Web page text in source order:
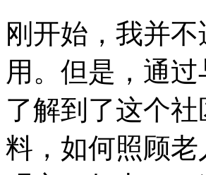
刚开始，我并
用。但是，通
了解到了这个
料，如何照顾